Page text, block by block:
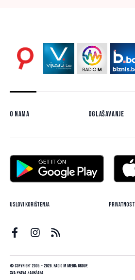
O nama Oglašavanje
Uslovi korištenja Privatnost
© Copyright 2005. - 2026. Radio M Media Group.
Sva prava zadržana.